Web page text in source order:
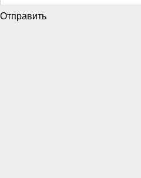
Отправить